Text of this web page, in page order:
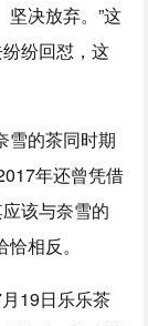
坚决放弃。”这
纷回怼，这
雪的茶同时期
年还曾凭借
该与奈雪的
相反。
19日乐乐茶